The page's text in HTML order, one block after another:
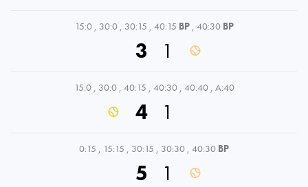
15:0 , 30:0 , 30:15 , 40:15 BP , 40:30 BP
3 1
15:0 , 30:0 , 40:15 , 40:30 , 40:40 , A:40
4 1
0:15 , 15:15 , 30:15 , 30:30 , 40:30 BP
5 1